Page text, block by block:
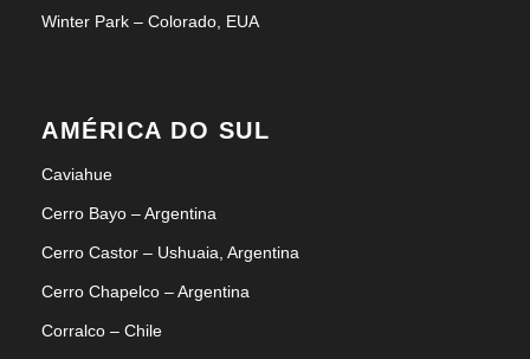
Winter Park – Colorado, EUA
AMÉRICA DO SUL
Caviahue
Cerro Bayo – Argentina
Cerro Castor – Ushuaia, Argentina
Cerro Chapelco – Argentina
Corralco – Chile